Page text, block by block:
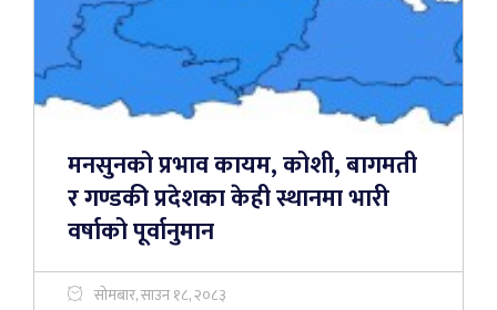
मनसुनको प्रभाव कायम, कोशी, बागमती
र गण्डकी प्रदेशका केही स्थानमा भारी
वर्षाको पूर्वानुमान
सोमबार, साउन १८, २०८३